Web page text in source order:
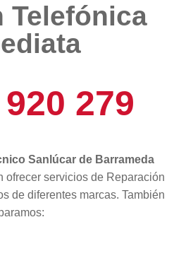
Telefónica
279
Sanlúcar de Barrameda
ofrecer servicios de Reparación
de diferentes marcas. También